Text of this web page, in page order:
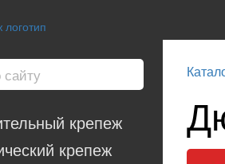
крепеж
крепеж